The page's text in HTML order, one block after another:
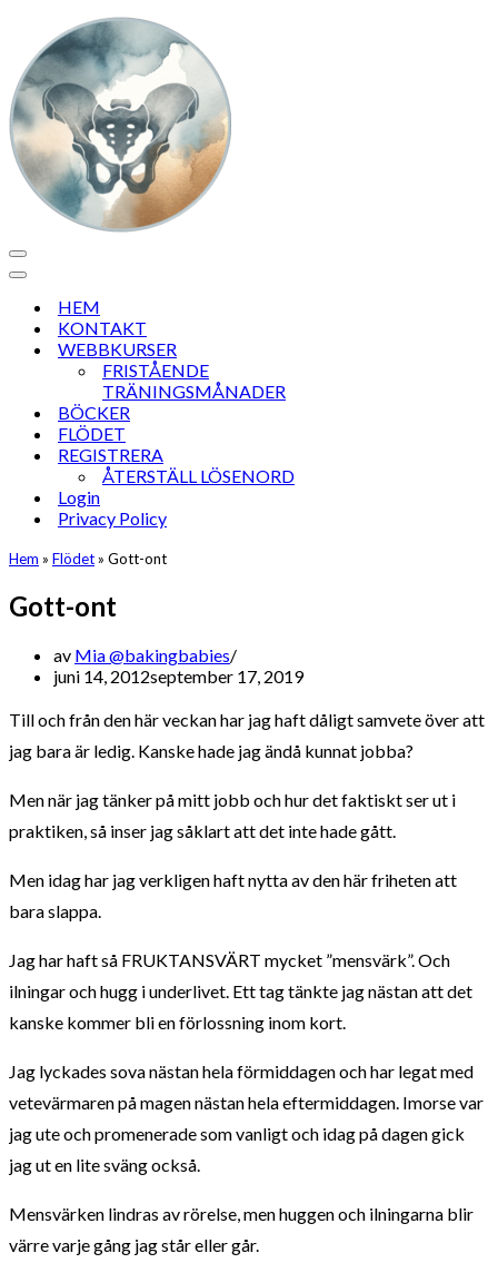
Navigeringsmeny
Navigeringsmeny
HEM
KONTAKT
WEBBKURSER
FRISTÅENDE
TRÄNINGSMÅNADER
BÖCKER
FLÖDET
REGISTRERA
ÅTERSTÄLL LÖSENORD
Login
Privacy Policy
Hem » Flödet» Gott-ont
Gott-ont
av Mia @bakingbabies
juni 14, 2012september 17, 2019
Till och från den här veckan har jag haft dåligt samvete över att
jag bara är ledig. Kanske hade jag ändå kunnat jobba?
Men när jag tänker på mitt jobb och hur det faktiskt ser ut i
praktiken, så inser jag såklart att det inte hade gått.
Men idag har jag verkligen haft nytta av den här friheten att
bara slappa.
Jag har haft så FRUKTANSVÄRT mycket ”mensvärk”. Och
ilningar och hugg i underlivet. Ett tag tänkte jag nästan att det
kanske kommer bli en förlossning inom kort.
Jag lyckades sova nästan hela förmiddagen och har legat med
vetevärmaren på magen nästan hela eftermiddagen. Imorse var
jag ute och promenerade som vanligt och idag på dagen gick
jag ut en lite sväng också.
Mensvärken lindras av rörelse, men huggen och ilningarna blir
värre varje gång jag står eller går.